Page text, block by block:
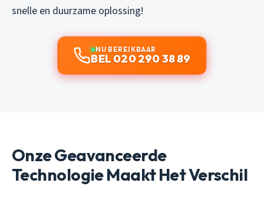
snelle en duurzame oplossing!
NU BEREIKBAAR
BEL 020 290 38 89
Onze Geavanceerde
Technologie Maakt Het Verschil